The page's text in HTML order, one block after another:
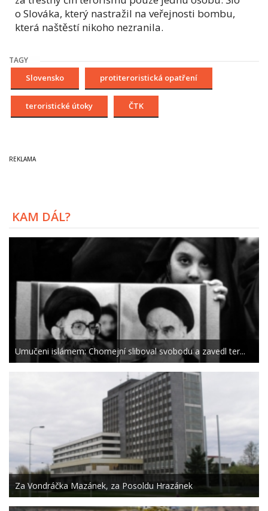
o Slováka, který nastražil na veřejnosti bombu,
která naštěstí nikoho nezranila.
TAGY
Slovensko protiteroristická opatření
teroristické útoky ČTK
KAM DÁL?
Umučeni islámem: Chomejní sliboval svobodu a zavedl ter...
Za Vondráčka Mazánek, za Posoldu Hrazánek